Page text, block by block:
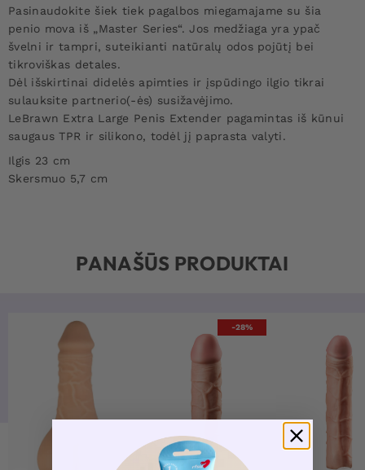
Pasinaudokite šiek tiek pagalbos miegamajame su šia
penio mova iš „Master Series“. Jos medžiaga yra ypač
švelni ir tampri, suteikianti natūralų odos pojūtį bei
tikroviškas detales.
Dėl išskirtinai didelės apimties ir įspūdingo ilgio tikrai
sulauksite partnerio(-ės) susižavėjimo.
LeBrawn Extra Large Penis Extender pagamintas iš kūnui
saugaus TPR ir silikono, todėl jį paprasta valyti.
Ilgis 23 cm
Skersmuo 5,7 cm
PANAŠŪS PRODUKTAI
-28%